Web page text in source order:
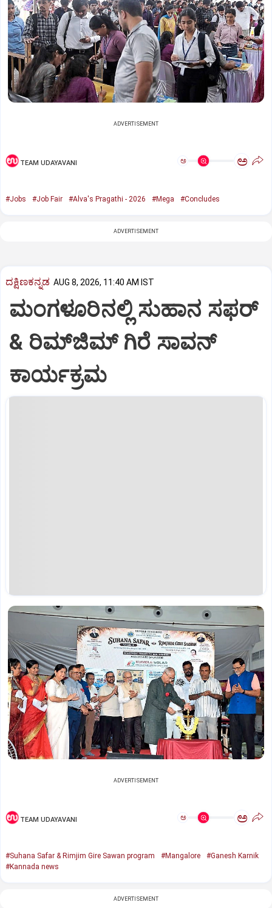
ADVERTISEMENT
TEAM UDAYAVANI ಅ ಅ
#Jobs #Job Fair #Alva's Pragathi - 2026 #Mega #Concludes
ADVERTISEMENT
ದಕ್ಷಿಣಕನ್ನಡ AUG 8, 2026, 11:40 AM IST
ಮಂಗಳೂರಿನಲ್ಲಿ ಸುಹಾನ ಸಫರ್
& ರಿಮ್‌ಜಿಮ್ ಗಿರೆ ಸಾವನ್
ಕಾರ್ಯಕ್ರಮ
ADVERTISEMENT
TEAM UDAYAVANI ಅ ಅ
#Suhana Safar & Rimjim Gire Sawan program #Mangalore
#Ganesh Karnik
#Kannada news
ADVERTISEMENT